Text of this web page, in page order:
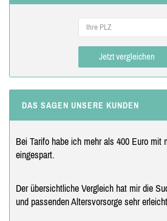
Jetzt vergleichen
DAS SAGEN UNSERE KUNDEN
Bei Tarifo habe ich mehr als 400 Euro mit
eingespart.
Der übersichtliche Vergleich hat mir die
und passenden Altersvorsorge sehr